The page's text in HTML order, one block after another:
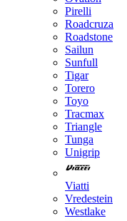
Pirelli
Roadcruza
Roadstone
Sailun
Sunfull
Tigar
Torero
Toyo
Tracmax
Triangle
Tunga
Unigrip
Viatti
Vredestein
Westlake